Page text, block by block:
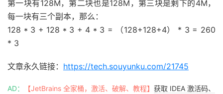
第一块有128M，第二块也是128M，第三块是剩下的4M，
每一块有三个副本，那么：
128 * 3 + 128 * 3 + 4 * 3 = （128+128+4） * 3 = 260
* 3
文章永久链接： https://tech.souyunku.com/21745
AD： 【JetBrains 全家桶，激活、破解、教程】 获取 IDEA 激活码、